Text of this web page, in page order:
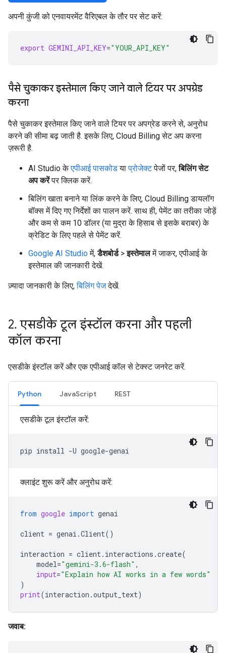
अपनी कुंजी को एनवायरमेंट वैरिएबल के तौर पर सेट करें:
export GEMINI_API_KEY="YOUR_API_KEY"
पैसे चुकाकर इस्तेमाल किए जाने वाले टियर पर अपग्रेड
करना
पैसे चुकाकर इस्तेमाल किए जाने वाले टियर पर अपग्रेड करने से, अनुरोध
करने की सीमा बढ़ जाती है. इसके लिए, Cloud Billing सेट अप करना
ज़रूरी है.
AI Studio केएपीआई पासकोडयाप्रोजेक्टपेजों पर,बिलिंग सेट
अप करेंपर क्लिक करें.
बिलिंग खाता बनाने या लिंक करने के लिए, Cloud Billing डायलॉग
बॉक्स में दिए गए निर्देशों का पालन करें. साथ ही, पेमेंट का तरीका जोड़ें
और कम से कम 10 डॉलर (या मुद्रा के हिसाब से इसके बराबर) के
क्रेडिट के लिए पहले से पेमेंट करें.
Google AI Studioमें,डैशबोर्ड>इस्तेमालमें जाकर, एपीआई के
इस्तेमाल की जानकारी देखें.
ज़्यादा जानकारी के लिए,बिलिंग पेजदेखें.
2. एसडीके टूल इंस्टॉल करना और पहली
कॉल करना
एसडीके इंस्टॉल करें और एक एपीआई कॉल से टेक्स्ट जनरेट करें.
Python JavaScript REST
एसडीके टूल इंस्टॉल करें:
pip install -U
क्लाइंट शुरू करें और अनुरोध करें:
from google import genai
client = genai .Client()
interaction = client. interactions .create(
model="gemini-3.6-flash" ,
input="Explain how AI works in a few words"
)
print(interaction .output_text)
जवाब: